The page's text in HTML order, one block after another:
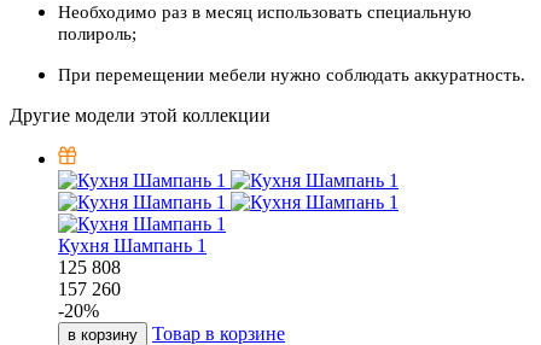
Необходимо раз в месяц использовать специальную
полироль;
При перемещении мебели нужно соблюдать аккуратность.
Другие модели этой коллекции
Кухня Шампань 1
125 808
157 260
-20%
в корзину Товар в корзине